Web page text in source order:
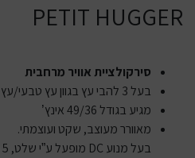
PETIT HUGGER
סירקולציית אוויר מרחבית
בעל 3 להבי עץ בגוון עץ טבעי/עץ אגוז/שחור
מגיע בגודל 49/36 אינץ’
מאוורר מעוצב, שקט ועוצמתי.